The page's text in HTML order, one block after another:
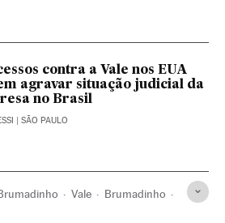
contra a Vale nos EUA
agravar situação judicial da
no Brasil
| SÃO PAULO
Vale Brumadinho